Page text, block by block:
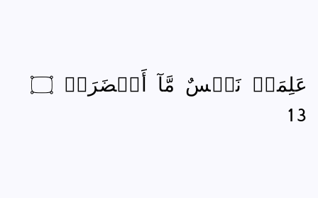
عَلِمَتۡ نَفۡسٌ مَّآ أَحۡضَرَتۡ ۝
13